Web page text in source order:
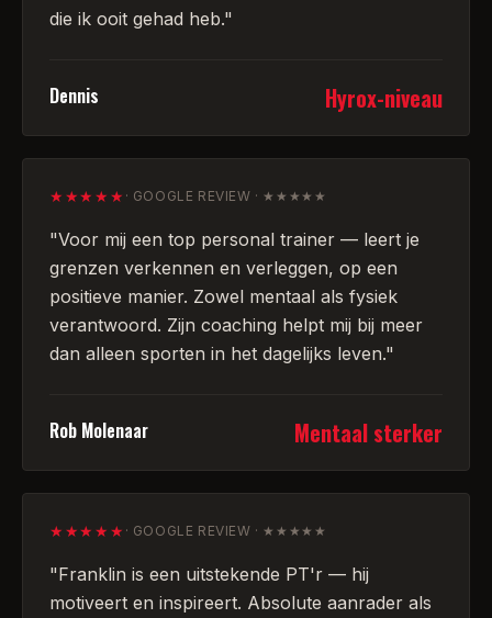
die ik ooit gehad heb."
Dennis Hyrox-niveau
★★★★★ · GOOGLE REVIEW · ★★★★★
"Voor mij een top personal trainer — leert je
grenzen verkennen en verleggen, op een
positieve manier. Zowel mentaal als fysiek
verantwoord. Zijn coaching helpt mij bij meer
dan alleen sporten in het dagelijks leven."
Rob Molenaar Mentaal sterker
★★★★★ · GOOGLE REVIEW · ★★★★★
"Franklin is een uitstekende PT'r — hij
motiveert en inspireert. Absolute aanrader als